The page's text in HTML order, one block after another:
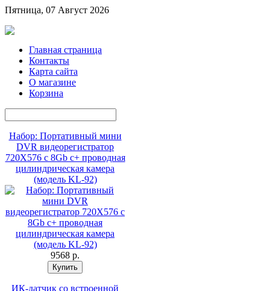
Пятница, 07 Август 2026
Главная страница
Контакты
Карта сайта
О магазине
Корзина
Набор: Портативный мини
DVR видеорегистратор
720X576 с 8Gb c+ проводная
цилиндрическая камера
(модель KL-92)
9568 p.
ИК-датчик со встроенной